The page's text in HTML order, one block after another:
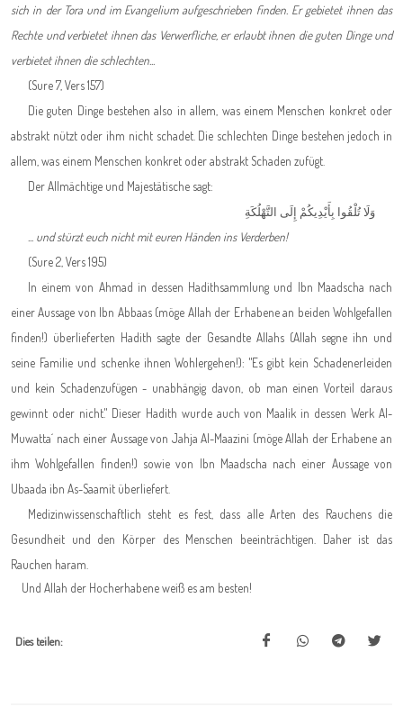
sich in der Tora und im Evangelium aufgeschrieben finden. Er gebietet ihnen das
Rechte und verbietet ihnen das Verwerfliche, er erlaubt ihnen die guten Dinge und
verbietet ihnen die schlechten...
(Sure 7, Vers 157)
Die guten Dinge bestehen also in allem, was einem Menschen konkret oder
abstrakt nützt oder ihm nicht schadet. Die schlechten Dinge bestehen jedoch in
allem, was einem Menschen konkret oder abstrakt Schaden zufügt.
Der Allmächtige und Majestätische sagt:
وَلَا تُلْقُوا بِأَيْدِيكُمْ إِلَى التَّهْلُكَةِ
... und stürzt euch nicht mit euren Händen ins Verderben!
(Sure 2, Vers 195)
In einem von Ahmad in dessen Hadithsammlung und Ibn Maadscha nach
einer Aussage von Ibn Abbaas (möge Allah der Erhabene an beiden Wohlgefallen
finden!) überlieferten Hadith sagte der Gesandte Allahs (Allah segne ihn und
seine Familie und schenke ihnen Wohlergehen!): "Es gibt kein Schadenerleiden
und kein Schadenzufügen - unabhängig davon, ob man einen Vorteil daraus
gewinnt oder nicht." Dieser Hadith wurde auch von Maalik in dessen Werk Al-
Muwatta´ nach einer Aussage von Jahja Al-Maazini (möge Allah der Erhabene an
ihm Wohlgefallen finden!) sowie von Ibn Maadscha nach einer Aussage von
Ubaada ibn As-Saamit überliefert.
Medizinwissenschaftlich steht es fest, dass alle Arten des Rauchens die
Gesundheit und den Körper des Menschen beeinträchtigen. Daher ist das
Rauchen haram.
Und Allah der Hocherhabene weiß es am besten!
Dies teilen: